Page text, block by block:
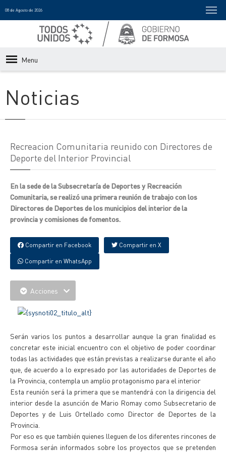
08 de Agosto de 2026
Menu
Noticias
Recreacion Comunitaria reunido con Directores de
Deporte del Interior Provincial
En la sede de la Subsecretaría de Deportes y Recreación
Comunitaria, se realizó una primera reunión de trabajo con los
Directores de Deportes de los municipios del interior de la
provincia y comisiones de fomentos.
Compartir en Facebook Compartir en X
Compartir en WhatsApp
Acciones
Serán varios los puntos a desarrollar aunque la gran finalidad es
concretar este inicial encuentro con el objetivo de poder coordinar
todas las actividades que están previstas a realizarse durante el año
que, de acuerdo a lo expresado por las autoridades de Deportes de
la Provincia, contempla un amplio protagonismo para el interior
Esta reunión será la primera que se mantendrá con la dirigencia del
interior desde la asunción de Mario Romay como Subsecretario de
Deportes y de Luis Ortellado como Director de Deportes de la
Provincia.
Por eso es que también quienes lleguen de los diferentes rincones de
Formosa serán informados sobre los proyectos que se pretenden